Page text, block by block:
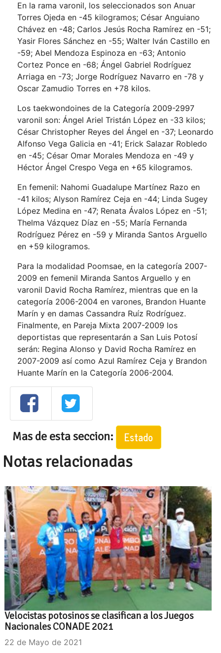
En la rama varonil, los seleccionados son Anuar
Torres Ojeda en -45 kilogramos; César Anguiano
Chávez en -48; Carlos Jesús Rocha Ramírez en -51;
Yasir Flores Sánchez en -55; Walter Iván Castillo en
-59; Abel Mendoza Espinoza en -63; Antonio
Cortez Ponce en -68; Ángel Gabriel Rodríguez
Arriaga en -73; Jorge Rodríguez Navarro en -78 y
Oscar Zamudio Torres en +78 kilos.
Los taekwondoines de la Categoría 2009-2997
varonil son: Ángel Ariel Tristán López en -33 kilos;
César Christopher Reyes del Ángel en -37; Leonardo
Alfonso Vega Galicia en -41; Erick Salazar Robledo
en -45; César Omar Morales Mendoza en -49 y
Héctor Ángel Crespo Vega en +65 kilogramos.
En femenil: Nahomi Guadalupe Martínez Razo en
-41 kilos; Alyson Ramírez Ceja en -44; Linda Sugey
López Medina en -47; Renata Ávalos López en -51;
Thelma Vázquez Díaz en -55; María Fernanda
Rodríguez Pérez en -59 y Miranda Santos Arguello
en +59 kilogramos.
Para la modalidad Poomsae, en la categoría 2007-
2009 en femenil Miranda Santos Arguello y en
varonil David Rocha Ramírez, mientras que en la
categoría 2006-2004 en varones, Brandon Huante
Marín y en damas Cassandra Ruíz Rodríguez.
Finalmente, en Pareja Mixta 2007-2009 los
deportistas que representarán a San Luis Potosí
serán: Regina Alonso y David Rocha Ramírez en
2007-2009 así como Azul Ramírez Ceja y Brandon
Huante Marín en la Categoría 2006-2004.
Mas de esta seccion: Estado
Notas relacionadas
Velocistas potosinos se clasifican a los Juegos
Nacionales CONADE 2021
22 de Mayo de 2021